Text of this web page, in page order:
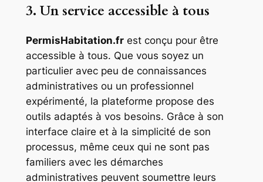
3. Un service accessible à tous
PermisHabitation.frest conçu pour être
accessible à tous. Que vous soyez un
particulier avec peu de connaissances
administratives ou un professionnel
expérimenté, la plateforme propose des
outils adaptés à vos besoins. Grâce à son
interface claire et à la simplicité de son
processus, même ceux qui ne sont pas
familiers avec les démarches
administratives peuvent soumettre leurs